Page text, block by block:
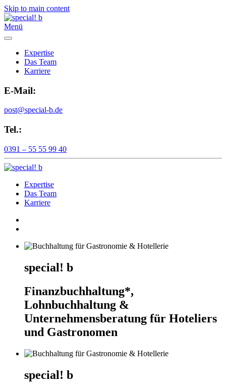
Skip to main content
Menü
Expertise
Das Team
Karriere
E-Mail:
post@special-b.de
Tel.:
0391 – 55 55 99 40
Expertise
Das Team
Karriere
special! b
Finanzbuchhaltung*,
Lohnbuchhaltung &
Unternehmensberatung für Hoteliers
und Gastronomen
special! b